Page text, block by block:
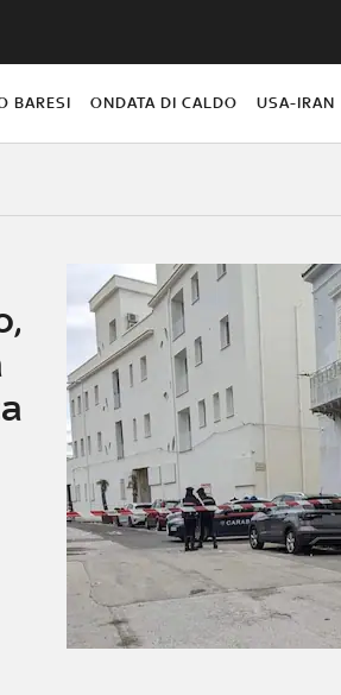
BARESI ONDATA DI CALDO USA-IRAN